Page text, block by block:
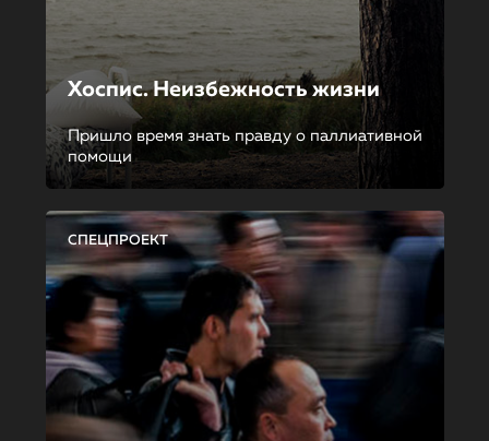
Хоспис. Неизбежность жизни
Пришло время знать правду о паллиативной
помощи
СПЕЦПРОЕКТ